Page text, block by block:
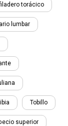
torácico
lumbar
Tobillo
superior